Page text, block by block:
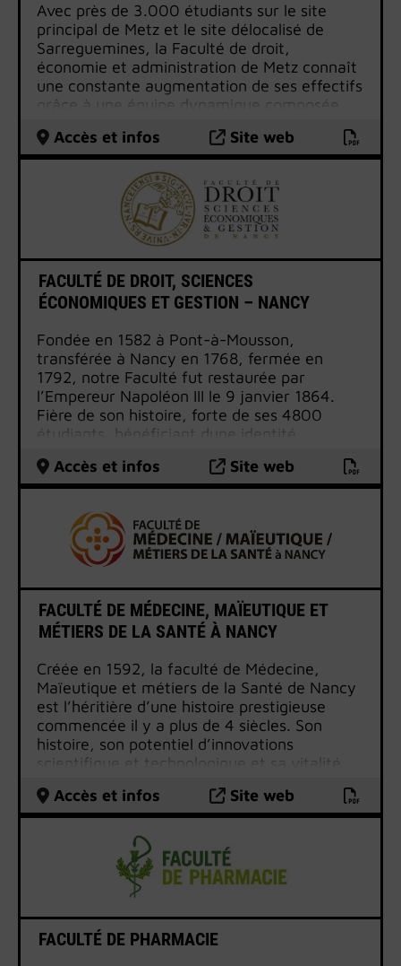
Au-delà de la formation initiale, la faculté
d’odontologie de Lorraine développe une
offre complète de formation continue (DU,
CES et actions de formation courtes) et se
distingue par une expertise reconnue dans le
domaine de l’ingénierie dentaire,
notamment grâce à sa halle technique
dédiée.
Avec près de 3.000 étudiants sur le site
principal de Metz et le site délocalisé de
Sarreguemines, la Faculté de droit,
économie et administration de Metz connaît
une constante augmentation de ses effectifs
grâce à une équipe dynamique composée
chercheurs, impliquée dans le domaine
pédagogique et active dans le domaine de la
recherche, et grâce à des services
administratifs, dévoués et compétents,
composés dune vingtaine d’agents.
Située au coeur du Pays des trois frontières,
point de rencontre de la France, du
Luxembourg et de lAllemagne, la Faculté de
droit, économie et administration de Metz
propose des spécialités de Master innovantes
et adaptées à ce contexte frontalier
Accès et infos Site web
FACULTÉ DE DROIT, SCIENCES
ÉCONOMIQUES ET GESTION – NANCY
Fondée en 1582 à Pont-à-Mousson,
transférée à Nancy en 1768, fermée en
1792, notre Faculté fut restaurée par
l’Empereur Napoléon III le 9 janvier 1864.
Fière de son histoire, forte de ses 4800
étudiants, bénéficiant dune identité
Sciences économiques et gestion de Nancy
allie recherche de l’excellence et volonté de
professionnalisation de ses enseignements.
Offrant une large gamme de formations
ouvrant sur les carrières judiciaires, le droit
des affaires, le droit du travail, le droit
public, la finance ou l’économie, la Faculté
est résolument tournée vers l’avenir.
Au coeur de l’Europe, elle s’appuie sur un
important réseau de partenaires permettant
la multiplication de séjours dans de
nombreuses universités étrangères.
Accès et infos Site web
FACULTÉ DE MÉDECINE, MAÏEUTIQUE ET
MÉTIERS DE LA SANTÉ À NANCY
Créée en 1592, la faculté de Médecine,
Maïeutique et métiers de la Santé de Nancy
est l’héritière d’une histoire prestigieuse
commencée il y a plus de 4 siècles. Son
histoire, son potentiel d’innovations
scientifique et technologique et sa vitalité
partenaire majeur d’un Pôle Santé nancéien
dont l’attractivité transcende le territoire
La faculté forme les futurs médecins et
délivre les diplômes de Formation Générale
en Sciences Médicales (1er cycle), de
Formation Approfondie en Sciences
Médicales (2ème cycle) et les diplômes
Accès et infos Site web
FACULTÉ DE PHARMACIE